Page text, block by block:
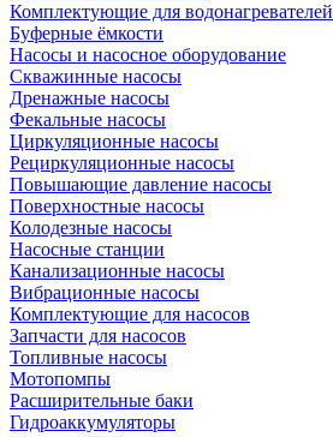
Комплектующие для водонагревателей
Буферные ёмкости
Насосы и насосное оборудование
Скважинные насосы
Дренажные насосы
Фекальные насосы
Циркуляционные насосы
Рециркуляционные насосы
Повышающие давление насосы
Поверхностные насосы
Колодезные насосы
Насосные станции
Канализационные насосы
Вибрационные насосы
Комплектующие для насосов
Запчасти для насосов
Топливные насосы
Мотопомпы
Расширительные баки
Гидроаккумуляторы